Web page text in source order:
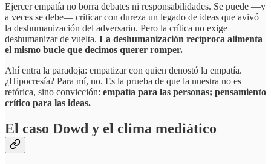
Ejercer empatía no borra debates ni responsabilidades. Se puede —y
a veces se debe— criticar con dureza un legado de ideas que avivó
la deshumanización del adversario. Pero la crítica no exige
deshumanizar de vuelta. La deshumanización recíproca alimenta
el mismo bucle que decimos querer romper.
Ahí entra la paradoja: empatizar con quien denostó la empatía.
¿Hipocresía? Para mí, no. Es la prueba de que la nuestra no es
retórica, sino convicción: empatía para las personas; pensamiento
crítico para las ideas.
El caso Dowd y el clima mediático